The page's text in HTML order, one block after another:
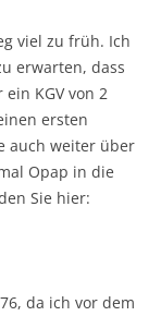
viel zu früh. Ich
erwarten, dass
KGV von 2
ersten
auch weiter über
Opap in die
Sie hier:
da ich vor dem